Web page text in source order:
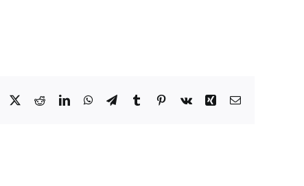
Facebook RedditLinkedInWhatsApp
TelegramTumblrPinterestVk Xing E-